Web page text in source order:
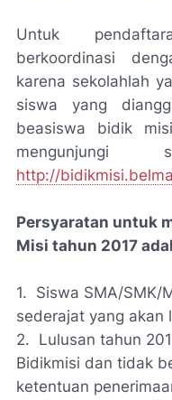
Untuk
berkoordinasi
karena sekolahlah
siswa yang
beasiswa bidik
http://
Persyaratan untuk
Misi tahun 2017
1. Siswa SMA/SMK/
sederajat yang akan
2. Lulusan tahun
Bidikmisi dan tidak
ketentuan